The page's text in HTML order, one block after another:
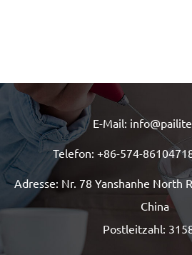
E-Mail:
Telefon: +86-574-
Adresse: Nr. 78 Yanshanhe North
China
Postleitzahl: